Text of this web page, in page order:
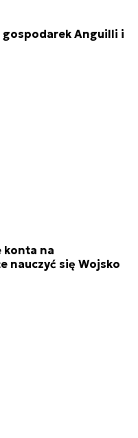
gospodarek Anguilli i
konta na
nauczyć się Wojsko